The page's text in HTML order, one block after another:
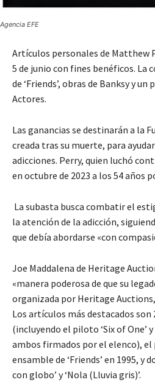
Agencia EFE
Artículos personales de Matthew
5 de junio con fines benéficos. La
de ‘Friends’, obras de Banksy y
Actores.
Las ganancias se destinarán a la
creada tras su muerte, para
adicciones. Perry, quien luchó
en octubre de 2023 a los 54 años
La subasta busca combatir el
la atención de la adicción,
que debía abordarse «con
Joe Maddalena de Heritage
«manera poderosa de que su
organizada por Heritage
Los artículos más destacados son
(incluyendo el piloto ‘Six of One’ y
ambos firmados por el elenco), el
ensamble de ‘Friends’ en 1995, y
con globo’ y ‘Nola (Lluvia gris)’.